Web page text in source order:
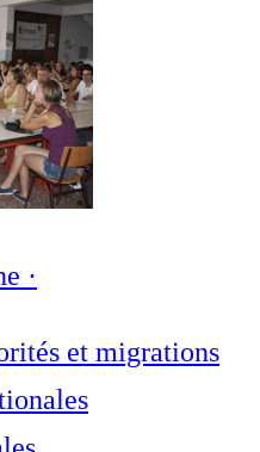
·
et migrations